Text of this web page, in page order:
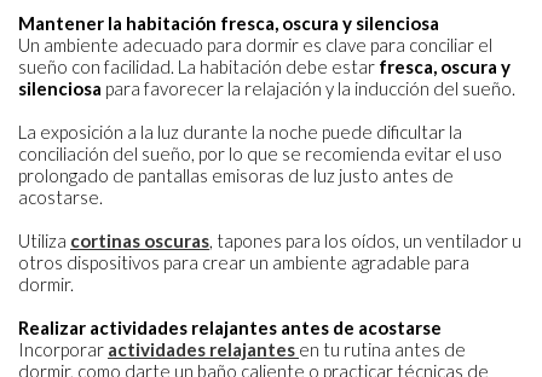
Mantener la habitación fresca, oscura y silenciosa
Un ambiente adecuado para dormir es clave para conciliar el
sueño con facilidad. La habitación debe estar fresca, oscura y
silenciosa para favorecer la relajación y la inducción del sueño.
La exposición a la luz durante la noche puede dificultar la
conciliación del sueño, por lo que se recomienda evitar el uso
prolongado de pantallas emisoras de luz justo antes de
acostarse.
Utiliza cortinas oscuras, tapones para los oídos, un ventilador u
otros dispositivos para crear un ambiente agradable para
dormir.
Realizar actividades relajantes antes de acostarse
Incorporar actividades relajantes en tu rutina antes de
dormir, como darte un baño caliente o practicar técnicas de